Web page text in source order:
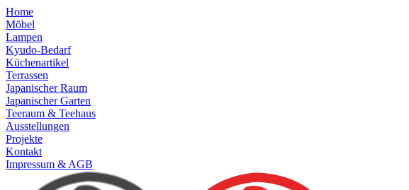
Home
Möbel
Lampen
Kyudo-Bedarf
Küchenartikel
Terrassen
Japanischer Raum
Japanischer Garten
Teeraum & Teehaus
Ausstellungen
Projekte
Kontakt
Impressum & AGB